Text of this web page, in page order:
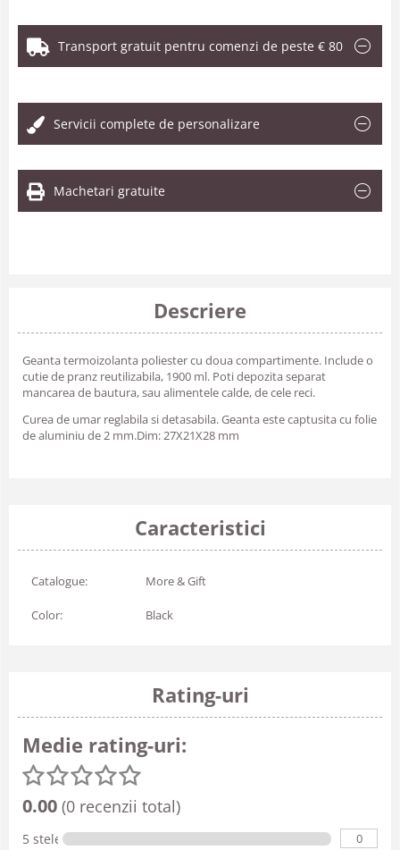
Transport gratuit pentru comenzi de peste € 80
Servicii complete de personalizare
Machetari gratuite
Descriere
Geanta termoizolanta poliester cu doua compartimente. Include o
cutie de pranz reutilizabila, 1900 ml. Poti depozita separat
mancarea de bautura, sau alimentele calde, de cele reci.
Curea de umar reglabila si detasabila. Geanta este captusita cu folie
de aluminiu de 2 mm.Dim:27X21X28 mm
Caracteristici
Catalogue: More & Gift
Color: Black
Rating-uri
Medie rating-uri:
0.00 (0 recenzii total)
5 stele 0